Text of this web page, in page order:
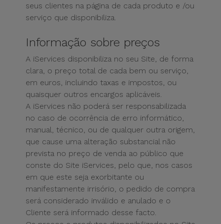
seus clientes na página de cada produto e /ou
serviço que disponibiliza.
Informação sobre preços
A iServices disponibiliza no seu Site, de forma
clara, o preço total de cada bem ou serviço,
em euros, incluindo taxas e impostos, ou
quaisquer outros encargos aplicáveis.
A iServices não poderá ser responsabilizada
no caso de ocorrência de erro informático,
manual, técnico, ou de qualquer outra origem,
que cause uma alteração substancial não
prevista no preço de venda ao público que
conste do Site iServices, pelo que, nos casos
em que este seja exorbitante ou
manifestamente irrisório, o pedido de compra
será considerado inválido e anulado e o
Cliente será informado desse facto.